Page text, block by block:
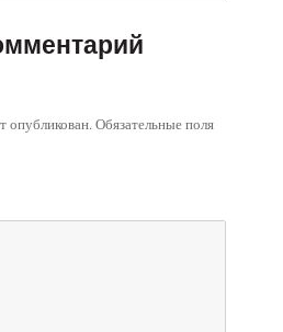
опубликован.Обязательные поля